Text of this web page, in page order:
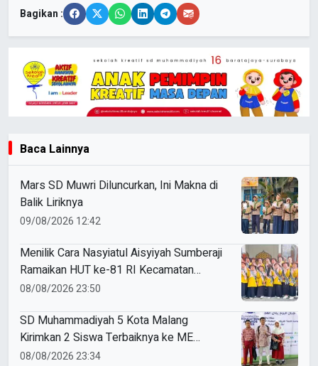
Bagikan :
Baca Lainnya
Mars SD Muwri Diluncurkan, Ini Makna di
Balik Liriknya
09/08/2026 12:42
Menilik Cara Nasyiatul Aisyiyah Sumberaji
Ramaikan HUT ke-81 RI Kecamatan
Sukodadi
08/08/2026 23:50
SD Muhammadiyah 5 Kota Malang
Kirimkan 2 Siswa Terbaiknya ke ME
Award 2026
08/08/2026 23:34